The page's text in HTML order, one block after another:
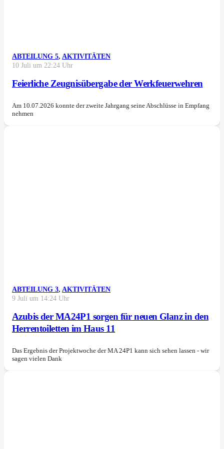
ABTEILUNG 5, AKTIVITÄTEN
10 Juli um 22:24 Uhr
Feierliche Zeugnisübergabe der Werkfeuerwehren
Am 10.07.2026 konnte der zweite Jahrgang seine Abschlüsse in Empfang
nehmen
ABTEILUNG 3, AKTIVITÄTEN
9 Juli um 14:24 Uhr
Azubis der MA24P1 sorgen für neuen Glanz in den
Herrentoiletten im Haus 11
Das Ergebnis der Projektwoche der MA 24P1 kann sich sehen lassen - wir
sagen vielen Dank